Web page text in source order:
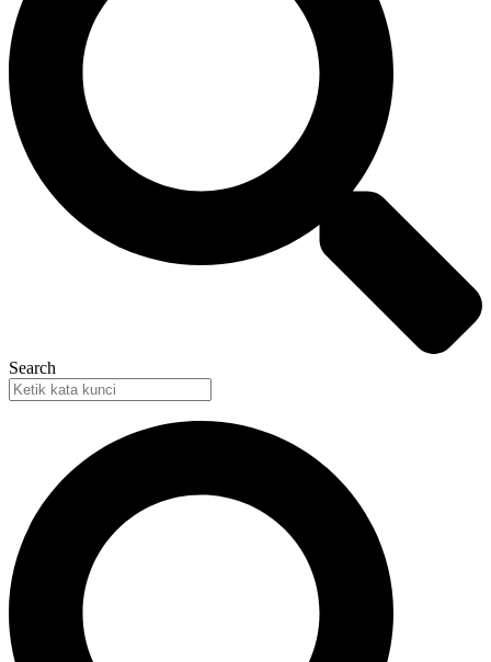
Search